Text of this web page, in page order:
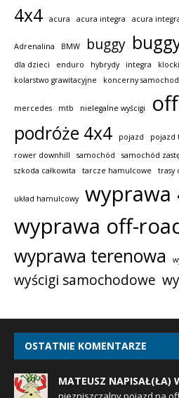
4x4 acura acura integra acura
Adrenalina BMW buggy
dla dzieci
enduro hybrydy integra klocki
kolarstwo grawitacyjne
koncerny
mercedes mtb nielegalne wyścigi
podróże 4x4 pojazd pojazd
rower downhill
samochód samochód
szkoda całkowita
tarcze hamulcowe trasy
układ hamulcowy
wyprawa
wyprawa off-
wyprawa terenowa
wyścigi samochodowe
OSTATNIE KOMENTARZE
MATEUSZ NAPISAŁ(ŁA)